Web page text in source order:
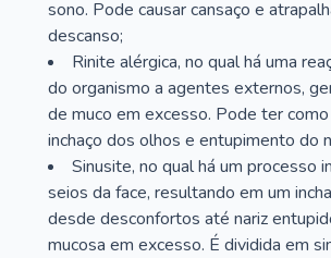
sono. Pode causar cansaço e
descanso;
Rinite alérgica, no qual há uma
do organismo a agentes externos,
de muco em excesso. Pode ter
inchaço dos olhos e entupimento do
Sinusite, no qual há um processo
seios da face, resultando em um
desde desconfortos até nariz
mucosa em excesso. É dividida em